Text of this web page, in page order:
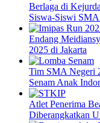
Berlaga di
Siswa-Siswi SMA
Endang
2025 di Jakarta
Tim SMA Negeri
Senam Anak
Atlet Penerima
Diberangkatkan